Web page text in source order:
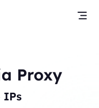
Proxy
IPs